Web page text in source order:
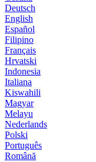
Deutsch
English
Español
Filipino
Français
Hrvatski
Indonesia
Italiana
Kiswahili
Magyar
Melayu
Nederlands
Polski
Português
Română